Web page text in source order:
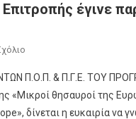
έγινε
Π.Ο.Π. & Π.Γ.Ε. ΤΟΥ
«Μικροί θησαυροί της
δίνεται η ευκαιρία να